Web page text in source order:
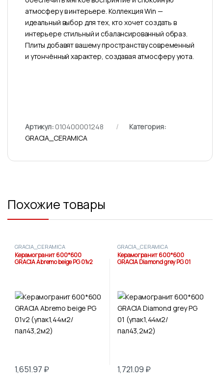
атмосферу в интерьере. Коллекция Win —
идеальный выбор для тех, кто хочет создать в
интерьере стильный и сбалансированный образ.
Плиты добавят вашему пространству современный
и утончённый характер, создавая атмосферу уюта.
Артикул: 010400001248
Категория:
GRACIA_CERAMICA
Похожие товары
GRACIA_CERAMICA
Керамогранит 600*600
GRACIA Abremo beige PG 01v2
1,651.97 ₽
GRACIA_CERAMICA
Керамогранит 600*600
GRACIA Diamond grey PG 01
1,721.09 ₽